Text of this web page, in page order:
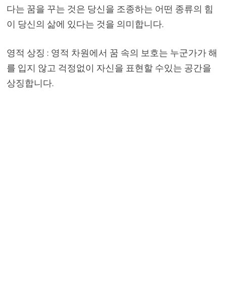
다는 꿈을 꾸는 것은 당신을 조종하는 어떤 종류의 힘
이 당신의 삶에 있다는 것을 의미합니다.
영적 상징 : 영적 차원에서 꿈 속의 보호는 누군가가 해
를 입지 않고 걱정없이 자신을 표현할 수있는 공간을
상징합니다.